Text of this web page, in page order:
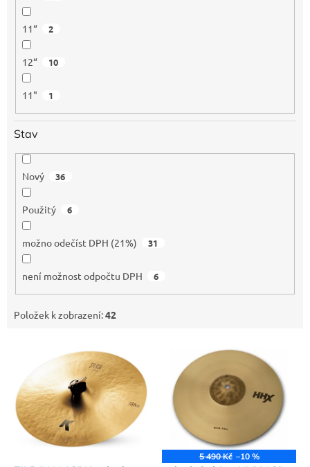
11“ 2
12“ 10
11" 1
Stav
Nový 36
Použitý 6
možno odečíst DPH (21%) 31
není možnost odpočtu DPH 6
Položek k zobrazení:42
5 490 Kč –10 %